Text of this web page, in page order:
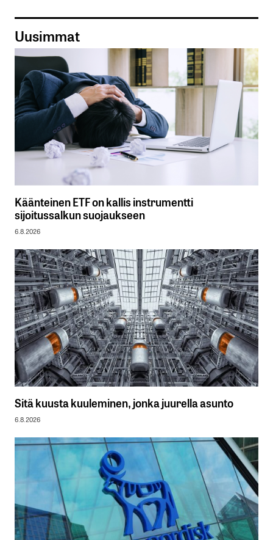
Uusimmat
Käänteinen ETF on kallis instrumentti
sijoitussalkun suojaukseen
6.8.2026
Sitä kuusta kuuleminen, jonka juurella asunto
6.8.2026